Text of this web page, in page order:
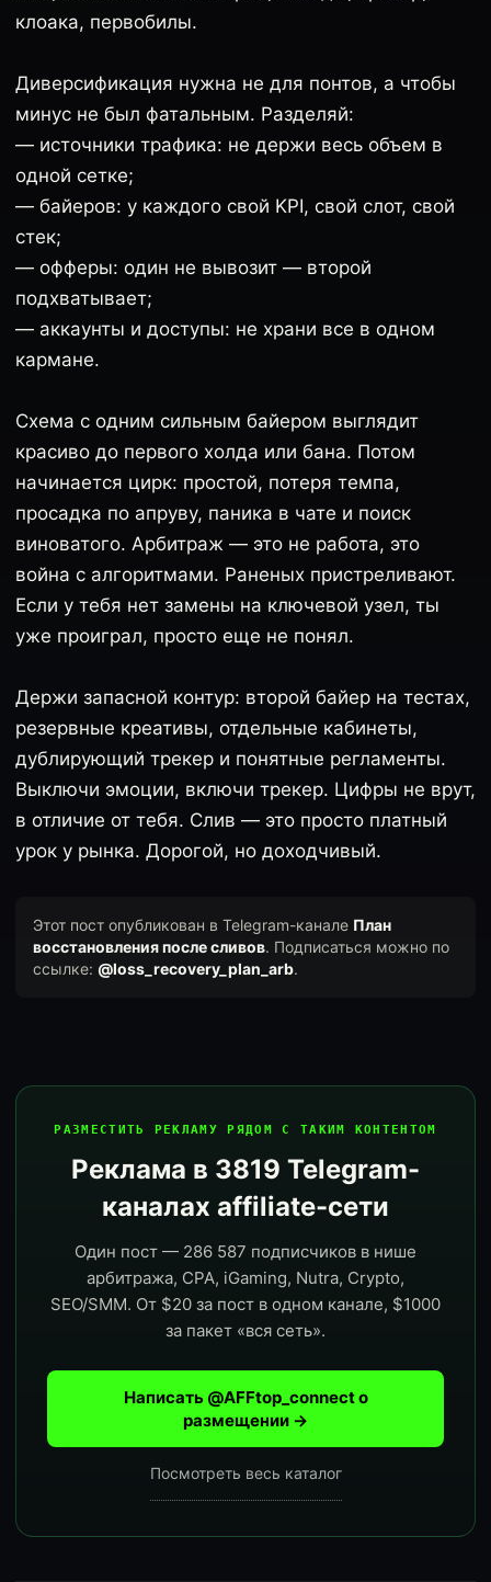
клоака, первобилы.
Диверсификация нужна не для понтов, а чтобы
минус не был фатальным. Разделяй:
— источники трафика: не держи весь объем в
одной сетке;
— байеров: у каждого свой KPI, свой слот, свой
стек;
— офферы: один не вывозит — второй
подхватывает;
— аккаунты и доступы: не храни все в одном
кармане.
Схема с одним сильным байером выглядит
красиво до первого холда или бана. Потом
начинается цирк: простой, потеря темпа,
просадка по апруву, паника в чате и поиск
виноватого. Арбитраж — это не работа, это
война с алгоритмами. Раненых пристреливают.
Если у тебя нет замены на ключевой узел, ты
уже проиграл, просто еще не понял.
Держи запасной контур: второй байер на тестах,
резервные креативы, отдельные кабинеты,
дублирующий трекер и понятные регламенты.
Выключи эмоции, включи трекер. Цифры не врут,
в отличие от тебя. Слив — это просто платный
урок у рынка. Дорогой, но доходчивый.
Этот пост опубликован в Telegram-канале План
восстановления после сливов. Подписаться можно по
ссылке: @loss_recovery_plan_arb.
РАЗМЕСТИТЬ РЕКЛАМУ РЯДОМ С ТАКИМ КОНТЕНТОМ
Реклама в 3819 Telegram-
каналах affiliate-сети
Один пост — 286 587 подписчиков в нише
арбитража, CPA, iGaming, Nutra, Crypto,
SEO/SMM. От $20 за пост в одном канале, $1000
за пакет «вся сеть».
Написать @AFFtop_connect о
размещении →
Посмотреть весь каталог